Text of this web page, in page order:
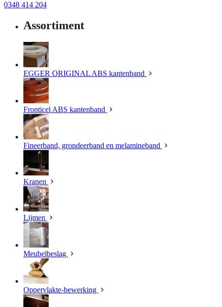
0348 414 204
Assortiment
EGGER ORIGINAL ABS kantenband
Fronticel ABS kantenband
Fineerband, grondeerband en melamineband
Kranen
Lijmen
Meubelbeslag
Oppervlakte-bewerking